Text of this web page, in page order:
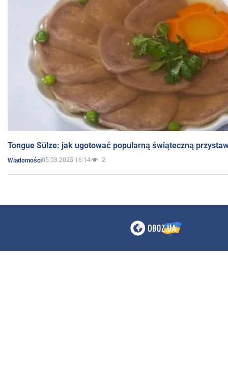
Tongue Sülze: jak ugotować popularną świąteczną
Wiadomości05.03.2025 16:14 2